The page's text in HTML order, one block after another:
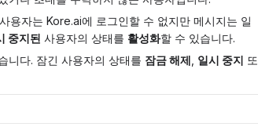
용자는 Kore.ai에 로그인할 수 없지만 메시지는 일
중지된 사용자의 상태를 활성화할 수 있습니다.
니다. 잠긴 사용자의 상태를 잠금 해제 일시 중지 또